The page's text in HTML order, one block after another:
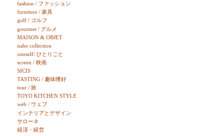
fashion / ファッション
furniture / 家具
golf / ゴルフ
gourmet / グルメ
MAISON & OBJET
nabe collection
oneself/ ひとりごと
screen / 映画
SICIS
TASTING / 趣味嗜好
tour / 旅
TOYO KITCHEN STYLE
web / ウェブ
インテリアとデザイン
サローネ
経済・経営